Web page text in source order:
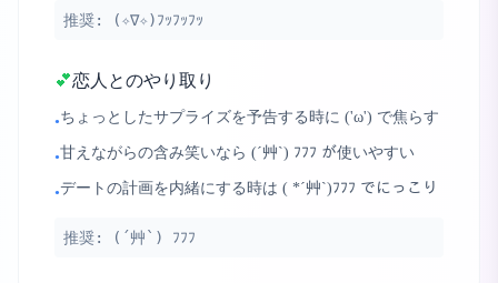
推奨: (✧∇✧)ﾌｯﾌｯﾌｯ
💕恋人とのやり取り
•ちょっとしたサプライズを予告する時に ('ω') で焦らす
•甘えながらの含み笑いなら (´艸`) ﾌﾌﾌ が使いやすい
•デートの計画を内緒にする時は ( *´艸`)ﾌﾌﾌ でにっこり
推奨: (´艸`) ﾌﾌﾌ